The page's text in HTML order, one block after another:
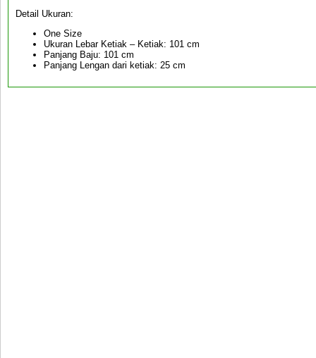
Detail Ukuran:
One Size
Ukuran Lebar Ketiak – Ketiak: 101 cm
Panjang Baju: 101 cm
Panjang Lengan dari ketiak: 25 cm